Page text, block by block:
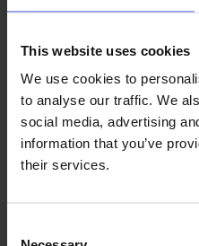
This website uses cookies
We use cookies to
to analyse our traffic. We
social media, advertising
information that you’ve
their services.
Lignende